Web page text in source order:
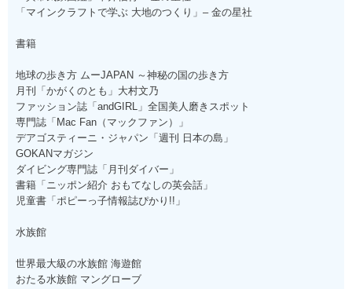
「マインクラフトで学ぶ 大地のつくり」– 金の星社
書籍
地球の歩き方 ムーJAPAN ～神秘の国の歩き方
月刊「かがくのとも」大村文乃
ファッション誌「andGIRL」全国美人磨きスポット
専門誌「Mac Fan（マックファン）」
デアゴスティーニ・ジャパン「週刊 日本の島」
GOKANマガジン
ダイビング専門誌「月刊ダイバー」
書籍「ニッポン紹介 おもてなしの英会話」
児童書「ポピーっ子情報誌ぴかり!!」
水族館
世界最大級の水族館 海遊館
おたる水族館 マングローブ